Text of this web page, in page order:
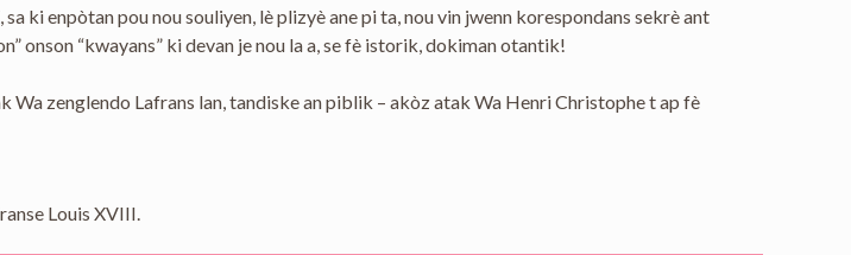
ki enpòtan pou nou souliyen, lè plizyè ane pi ta, nou vin jwenn korespondans sekrè ant
onson “kwayans” ki devan je nou la a, se fè istorik, dokiman otantik!
zenglendo Lafrans lan, tandiske an piblik – akòz atak Wa Henri Christophe t ap fè
Louis XVIII.